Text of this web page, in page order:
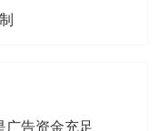
广告资金充足